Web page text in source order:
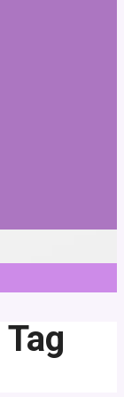
Tag